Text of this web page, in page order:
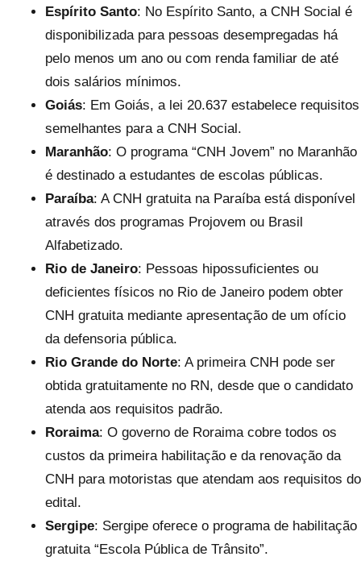
Espírito Santo: No Espírito Santo, a CNH Social é
disponibilizada para pessoas desempregadas há
pelo menos um ano ou com renda familiar de até
dois salários mínimos.
Goiás: Em Goiás, a lei 20.637 estabelece requisitos
semelhantes para a CNH Social.
Maranhão: O programa “CNH Jovem” no Maranhão
é destinado a estudantes de escolas públicas.
Paraíba: A CNH gratuita na Paraíba está disponível
através dos programas Projovem ou Brasil
Alfabetizado.
Rio de Janeiro: Pessoas hipossuficientes ou
deficientes físicos no Rio de Janeiro podem obter
CNH gratuita mediante apresentação de um ofício
da defensoria pública.
Rio Grande do Norte: A primeira CNH pode ser
obtida gratuitamente no RN, desde que o candidato
atenda aos requisitos padrão.
Roraima: O governo de Roraima cobre todos os
custos da primeira habilitação e da renovação da
CNH para motoristas que atendam aos requisitos do
edital.
Sergipe: Sergipe oferece o programa de habilitação
gratuita “Escola Pública de Trânsito”.